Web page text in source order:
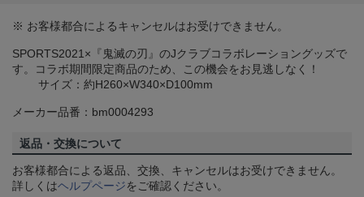
※ お客様都合によるキャンセルはお受けできません。
SPORTS2021×『鬼滅の刃』のJクラブコラボレーショングッズで
す。コラボ期間限定商品のため、この機会をお見逃しなく！
サイズ：約H260×W340×D100mm
メーカー品番：bm0004293
返品・交換について
お客様都合による返品、交換、キャンセルはお受けできません。
詳しくはヘルプページをご確認ください。